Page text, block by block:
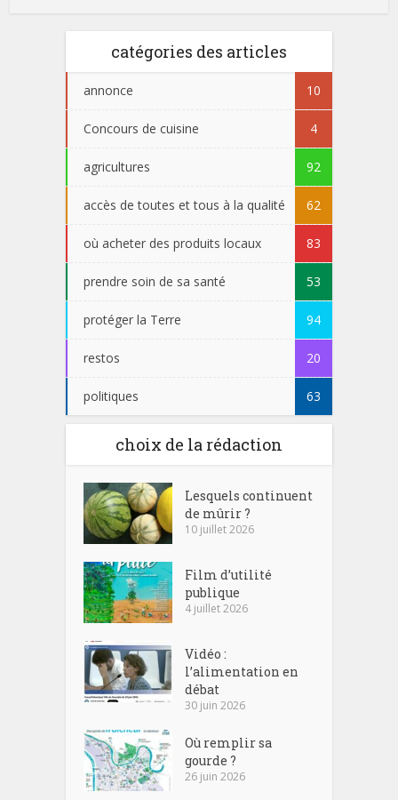
catégories des articles
annonce 10
Concours de cuisine 4
agricultures 92
accès de toutes et tous à la qualité 62
où acheter des produits locaux 83
prendre soin de sa santé 53
protéger la Terre 94
restos 20
politiques 63
choix de la rédaction
Lesquels continuent
de mûrir ?
10 juillet 2026
Film d’utilité
publique
4 juillet 2026
Vidéo :
l’alimentation en
débat
30 juin 2026
Où remplir sa
gourde ?
26 juin 2026